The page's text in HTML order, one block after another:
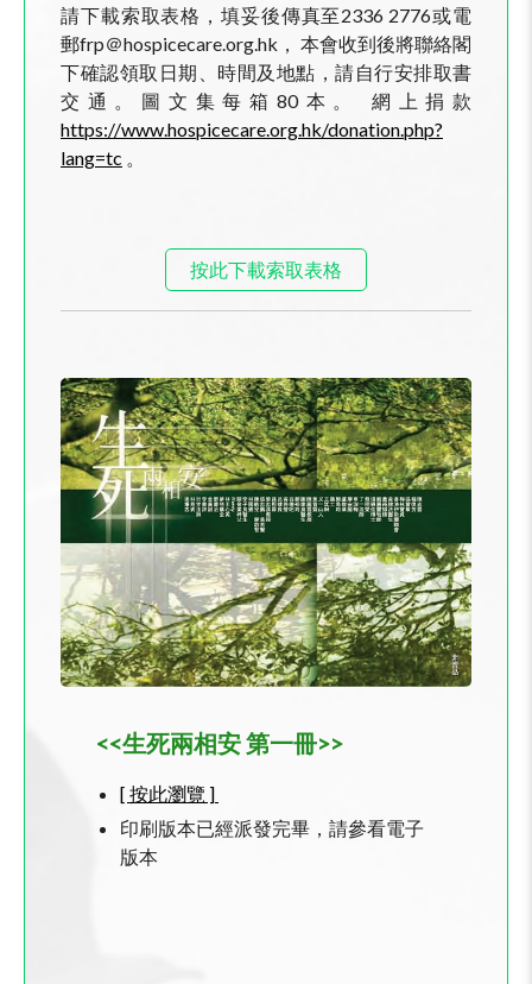
請下載索取表格，填妥後傳真至2336 2776或電
郵frp＠hospicecare.org.hk， 本會收到後將聯絡閣
下確認領取日期、時間及地點，請自行安排取書
交通。圖文集每箱80本。 網上捐款
https://www.hospicecare.org.hk/donation.php?
lang=tc 。⁠⁠⁠⁠
按此下載索取表格
<<生死兩相安 第一冊>>
[ 按此瀏覽 ]
印刷版本已經派發完畢，請參看電子
版本